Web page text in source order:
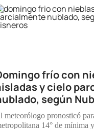
frío con
y cielo
según
meteorólogo pronosticó
14° de mínima